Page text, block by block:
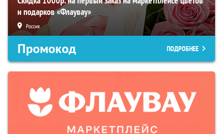
и подарков «Флаувау»
Россия
Промокод ПОДРОБНЕЕ